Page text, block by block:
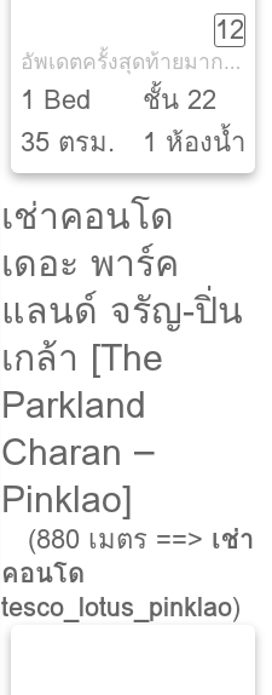
12
อัพเดตครั้งสุดท้ายมากกว่า 30 วัน
1 Bed
35 ตรม.
ชั้น 22
1 ห้องน้ำ
เช่าคอนโด
เดอะ พาร์ค
แลนด์ จรัญ-ปิ่น
เกล้า [The
Parkland
Charan –
Pinklao]
(880 เมตร ==> เช่า
คอนโด
tesco_lotus_pinklao)